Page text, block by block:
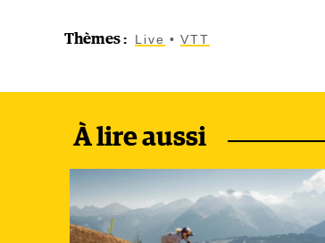
Thèmes: Live VTT
À lire aussi